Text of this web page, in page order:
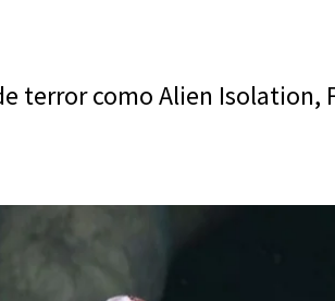
terror como Alien Isolation,